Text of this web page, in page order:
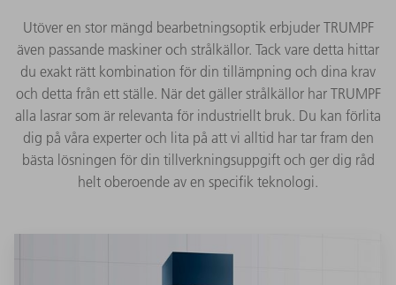
Utöver en stor mängd bearbetningsoptik erbjuder TRUMPF
även passande maskiner och strålkällor. Tack vare detta hittar
du exakt rätt kombination för din tillämpning och dina krav
och detta från ett ställe. När det gäller strålkällor har TRUMPF
alla lasrar som är relevanta för industriellt bruk. Du kan förlita
dig på våra experter och lita på att vi alltid har tar fram den
bästa lösningen för din tillverkningsuppgift och ger dig råd
helt oberoende av en specifik teknologi.